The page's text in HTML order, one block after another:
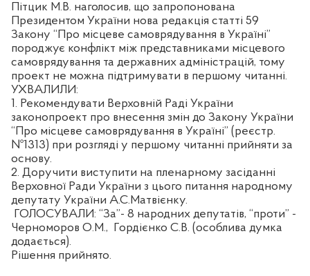
Пітцик М.В. наголосив, що запропонована
Президентом України нова редакція статті 59
Закону “Про місцеве самоврядування в Україні”
породжує конфлікт між представниками місцевого
самоврядування та державних адміністрацій, тому
проект не можна підтримувати в першому читанні.
УХВАЛИЛИ:
1. Рекомендувати Верховній Раді України
законопроект про внесення змін до Закону України
“Про місцеве самоврядування в Україні” (реєстр.
№1313) при розгляді у першому читанні прийняти за
основу.
2. Доручити виступити на пленарному засіданні
Верховної Ради України з цього питання народному
депутату України А.С.Матвієнку.
ГОЛОСУВАЛИ: “За”- 8 народних депутатів, “проти” -
Черноморов О.М., Гордієнко С.В. (особлива думка
додається).
Рішення прийнято.